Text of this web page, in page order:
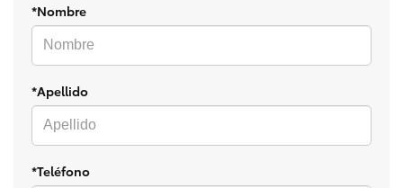
*Nombre
*Apellido
*Teléfono